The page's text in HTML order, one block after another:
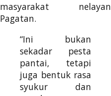
masyarakat nelayan
Pagatan.
“Ini bukan
sekadar pesta
pantai, tetapi
juga bentuk rasa
syukur dan